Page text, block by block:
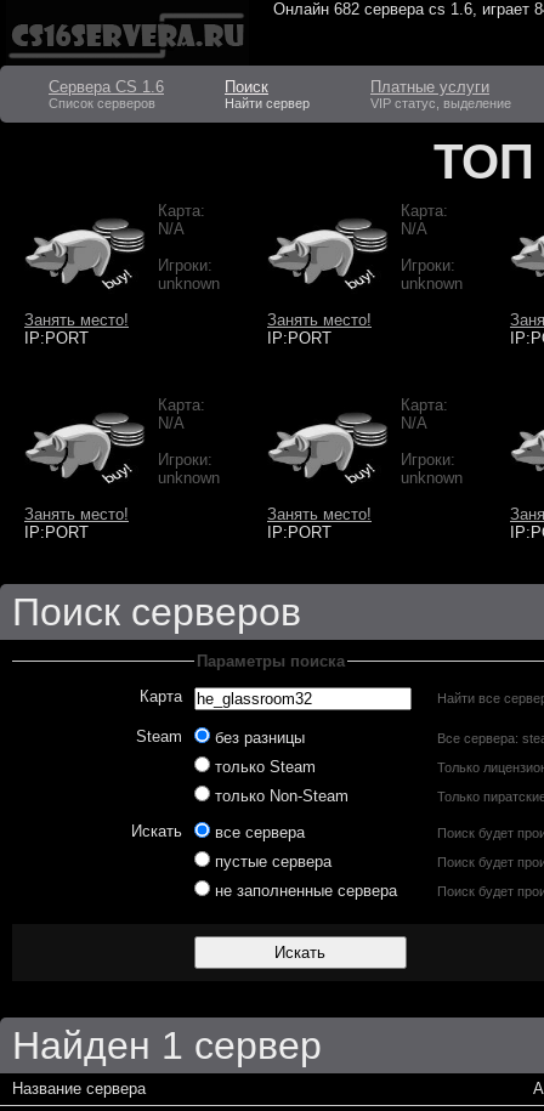
Онлайн 682 сервера cs 1.6, играет
Сервера CS 1.6
Список серверов
Поиск
Найти сервер
Платные услуги
VIP статус, выделение
Карта:
N/A
Игроки:
unknown
Занять место!
IP:PORT
Карта:
N/A
Игроки:
unknown
Занять место!
IP:PORT
Карта:
N/A
Игроки:
unknown
Занять место!
IP:PORT
Карта:
N/A
Игроки:
unknown
Занять место!
IP:PORT
Поиск серверов
Параметры поиска
Карта
Найти все
Steam без разницы Все сервера:
только Steam Только
только Non-Steam Только
Искать все сервера Поиск будет
пустые сервера Поиск будет
не заполненные сервера Поиск будет
Найден 1 сервер
Название сервера